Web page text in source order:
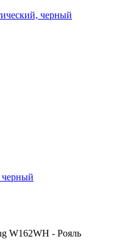
черный
черный
W162WH - Рояль